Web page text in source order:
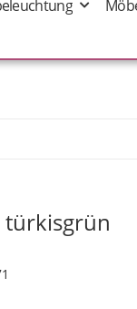
türkisgrün